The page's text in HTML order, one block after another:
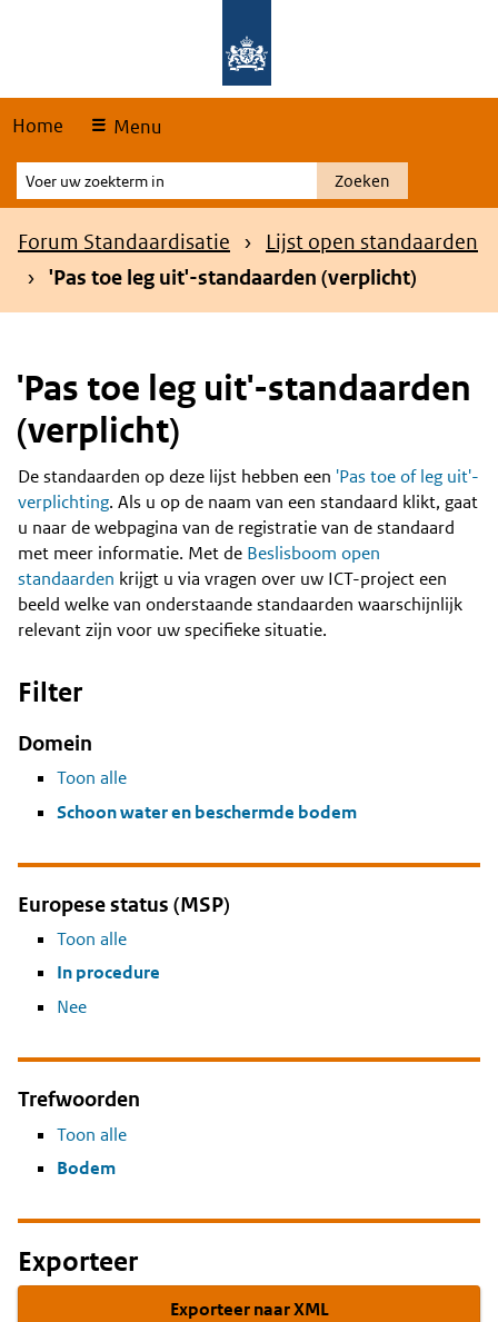
Home Menu
Voer
uw
zoekterm
Zoeken
Kruimelpad
Forum Standaardisatie
Lijst open standaarden
'Pas toe leg uit'-standaarden (verplicht)
'Pas toe leg uit'-standaarden
(verplicht)
Content
De standaarden op deze lijst hebben een 'Pas toe of leg uit'-
verplichting. Als u op de naam van een standaard klikt, gaat
u naar de webpagina van de registratie van de standaard
met meer informatie. Met de Beslisboom open
standaarden krijgt u via vragen over uw ICT-project een
beeld welke van onderstaande standaarden waarschijnlijk
relevant zijn voor uw specifieke situatie.
Filter
Domein
Toon alle
Schoon water en beschermde bodem
Europese status (MSP)
Toon alle
In procedure
Nee
Trefwoorden
Toon alle
Bodem
Exporteer
Exporteer naar XML